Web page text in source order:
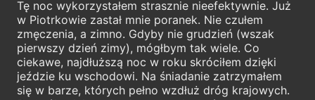
Tę noc wykorzystałem strasznie nieefektywnie. Już
w Piotrkowie zastał mnie poranek. Nie czułem
zmęczenia, a zimno. Gdyby nie grudzień (wszak
pierwszy dzień zimy), mógłbym tak wiele. Co
ciekawe, najdłuższą noc w roku skróciłem dzięki
jeździe ku wschodowi. Na śniadanie zatrzymałem
się w barze, których pełno wzdłuż dróg krajowych.